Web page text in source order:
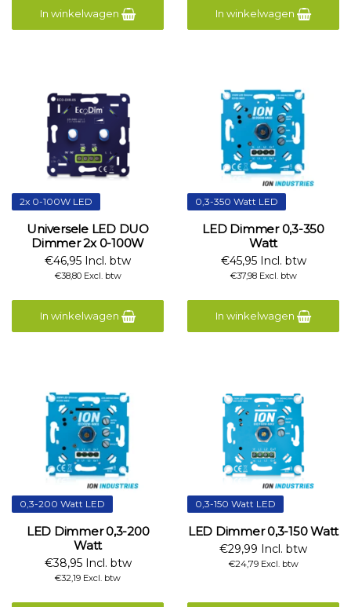
In winkelwagen In winkelwagen
2x 0-100W LED
Universele LED DUO
Dimmer 2x 0-100W
€46,95 Incl. btw
€38,80 Excl. btw
In winkelwagen
0,3-350 Watt LED
LED Dimmer 0,3-350
Watt
€45,95 Incl. btw
€37,98 Excl. btw
In winkelwagen
0,3-200 Watt LED
LED Dimmer 0,3-200
Watt
€38,95 Incl. btw
€32,19 Excl. btw
0,3-150 Watt LED
LED Dimmer 0,3-150 Watt
€29,99 Incl. btw
€24,79 Excl. btw